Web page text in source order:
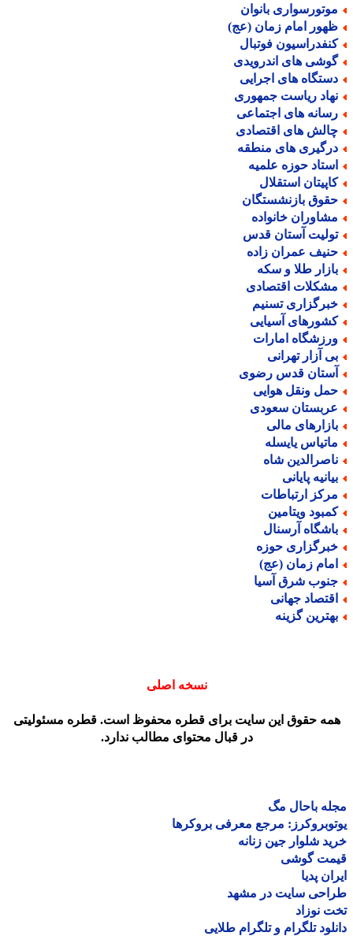
بانوان
امام زمان (عج)
فوتبال
های اندرویدی
های اجرایی
ریاست جمهوری
های اجتماعی
های اقتصادی
های منطقه
حوزه علمیه
استقلال
بازنشستگان
خانواده
آستان قدس
عمران زاده
طلا و سکه
اقتصادی
تسنیم
آسیایی
امارات
آزار تهرانی
قدس رضوی
ونقل هوایی
سعودی
مالی
یایسله
شاه
پایانی
ارتباطات
ویتامین
آرسنال
حوزه
زمان (عج)
شرق آسیا
جهانی
گزینه
نسخه اصلی
حقوق این سایت برای قطره محفوظ است. قطره مسئولیتی
در قبال محتوای مطالب ندارد.
باحال مگ
مرجع معرفی بروکرها
شلوار جین زنانه
گوشی
پدیا
سایت در مشهد
نوزاد
تلگرام و تلگرام طلایی